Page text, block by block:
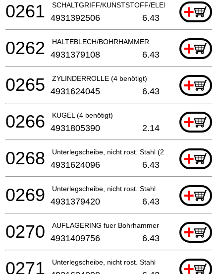
SCHALTGRIFF/KUNSTSTOFF/ELEKTROWERKZEUG
+
0261 4931392506 6.43
HALTEBLECH/BOHRHAMMER +
0262 4931379108 6.43
ZYLINDERROLLE (4 benötigt) +
0265 4931624045 6.43
KUGEL (4 benötigt) +
0266 4931805390 2.14
Unterlegscheibe, nicht rost. Stahl (2 benötigt)
+
0268 4931624096 6.43
Unterlegscheibe, nicht rost. Stahl +
0269 4931379420 6.43
AUFLAGERING fuer Bohrhammer +
0270 4931409756 6.43
Unterlegscheibe, nicht rost. Stahl +
0271